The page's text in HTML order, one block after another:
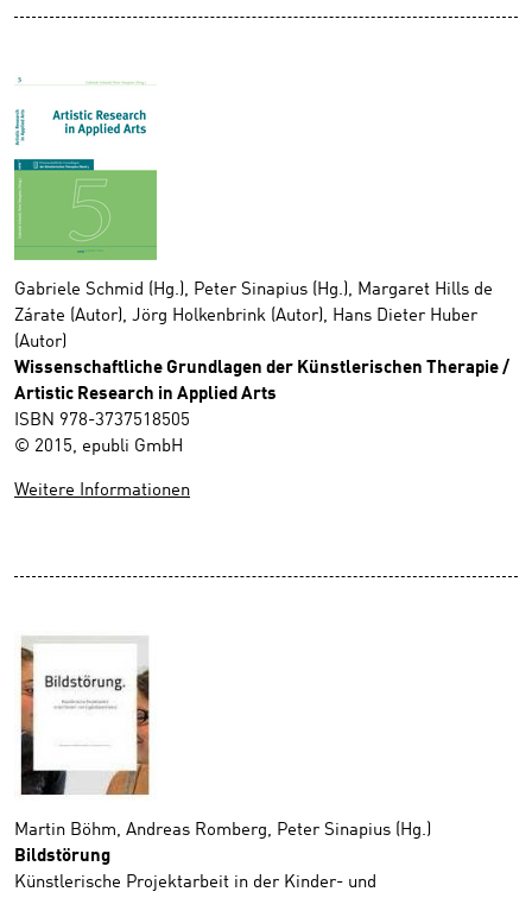
Gabriele Schmid (Hg.), Peter Sinapius (Hg.), Margaret Hills de
Zárate (Autor), Jörg Holkenbrink (Autor), Hans Dieter Huber
(Autor)
Wissenschaftliche Grundlagen der Künstlerischen Therapie /
Artistic Research in Applied Arts
ISBN 978-3737518505
© 2015, epubli GmbH
Weitere Informationen
Martin Böhm, Andreas Romberg, Peter Sinapius (Hg.)
Bildstörung
Künstlerische Projektarbeit in der Kinder- und